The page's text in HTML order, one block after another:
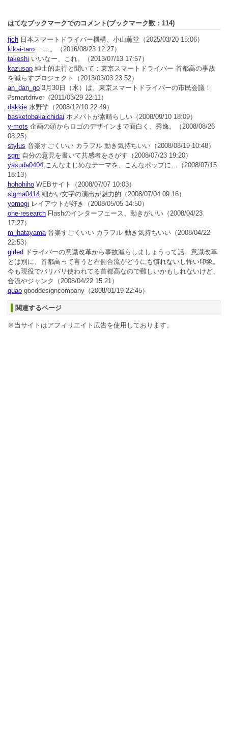
はてなブックマークでのコメント(ブックマーク数： 114)
fjch 日本スマートドライバー機構、小山薫堂 （2025/03/20 15:06）
kikai-taro ……。
（2016/08/23 12:27）
takeshi いいなー、これ。
（2013/07/13 17:57）
kazusap 紳士的走行と聞いて：東京スマートドライバー 首都高の事故
を減らすプロジェクト
（2013/03/03 23:52）
an_dan_go 3月30日（水）は、東京スマートドライバーの市民会議！
#smartdriver （2011/03/29 22:11）
dakkie 水野学 （2008/12/10 22:49）
basketobakaichidai ホメパトが素晴らしい （2008/09/10 18:09）
y-mots 企画の頭からロゴのデザインまで面白く、秀逸。
（2008/08/26
08:25）
stylus 音楽すごくいい カラフル 動き気持ちいい （2008/08/19 10:48）
sgni 自分の意見を書いて共感者をさがす （2008/07/23 19:20）
yasuda0404 こんなまじめなテーマを、こんなポップに… （2008/07/15
18:13）
hohohiho WEBサイト
（2008/07/07 10:03）
sigma0414 細かい文字の演出が魅力的 （2008/07/04 09:16）
yomogi レイアウトが好き
（2008/05/05 14:50）
one-research Flashのインターフェース、動きがいい （2008/04/23
17:27）
m_hatayama音楽すごくいい カラフル 動き気持ちいい （2008/04/22
22:53）
girled ドライバーの意識改革から事故減らしましょうって話。意識改革
とは別に、首都高って言うと右側合流がどうにも慣れないし怖い印象。
今も現役でバリバリ使われてる首都高なので難しいかもしれないけど、
合流やジャンク
（2008/04/22 15:21）
quao gooddesigncompany （2008/01/19 22:45）
関連するページ
※当サイトはアフィリエイト広告を使用しております。